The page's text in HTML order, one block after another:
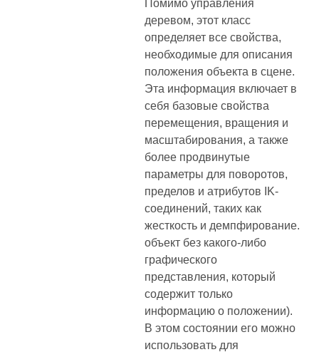
Помимо управления
деревом, этот класс
определяет все свойства,
необходимые для описания
положения объекта в сцене.
Эта информация включает в
себя базовые свойства
перемещения, вращения и
масштабирования, а также
более продвинутые
параметры для поворотов,
пределов и атрибутов IK-
соединений, таких как
жесткость и демпфирование.
объект без какого-либо
графического
представления, который
содержит только
информацию о положении).
В этом состоянии его можно
использовать для